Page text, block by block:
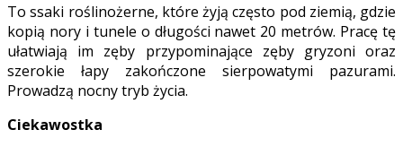
To ssaki roślinożerne, które żyją często pod ziemią, gdzie
kopią nory i tunele o długości nawet 20 metrów. Pracę tę
ułatwiają im zęby przypominające zęby gryzoni oraz
szerokie łapy zakończone sierpowatymi pazurami.
Prowadzą nocny tryb życia.
Ciekawostka